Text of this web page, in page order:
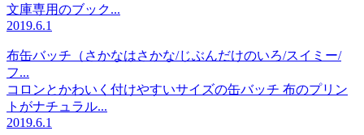
文庫専用のブック...
2019.6.1
布缶バッチ（さかなはさかな/じぶんだけのいろ/スイミー/
フ...
コロンとかわいく付けやすいサイズの缶バッチ 布のプリン
トがナチュラル...
2019.6.1